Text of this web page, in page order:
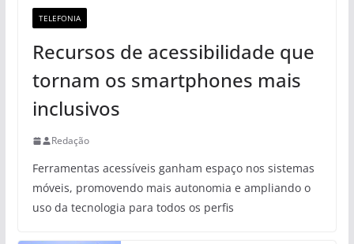
TELEFONIA
Recursos de acessibilidade que
tornam os smartphones mais
inclusivos
Redação
Ferramentas acessíveis ganham espaço nos sistemas
móveis, promovendo mais autonomia e ampliando o
uso da tecnologia para todos os perfis